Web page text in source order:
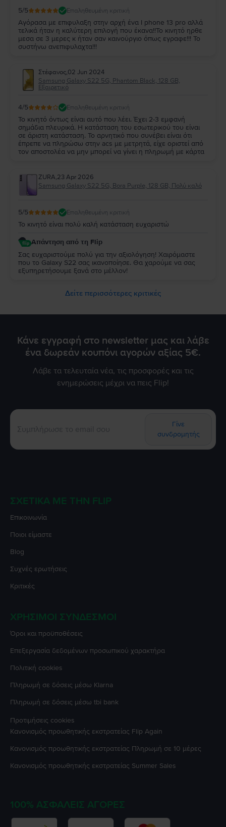
5/5 Επαληθευμένη κριτική
Αγόρασα με επιφυλαξη στην αρχή ένα I phone 13 pro αλλά
τελικά ήταν η καλύτερη επιλογή που έκανα!!Το κινητό ηρθε
μεσα σε 3 μερες κ ήταν σαν καινούργιο όπως εγραφε!!! Το
συστήνω ανεπιφυλαχτα!!!
Στέφανος,02 Jun 2024
Samsung Galaxy S22 5G, Phantom Black, 128 GB,
Εξαιρετικό
4/5 Επαληθευμένη κριτική
Το κινητό όντως είναι αυτό που λέει. Έχει 2-3 εμφανή
σημάδια πλευρικά. Η κατάσταση του εσωτερικού του είναι
σε άριστη κατάσταση. Το αρνητικό που συνέβει είναι ότι
έπρεπε να πληρώσω στην acs με μετρητά, είχε οριστεί από
τον αποστολέα να μην μπορεί να γίνει η πληρωμή με κάρτα
ZURA,23 Apr 2026
Samsung Galaxy S22 5G, Bora Purple, 128 GB, Πολύ καλό
5/5 Επαληθευμένη κριτική
Το κινητό είναι πολύ καλή κατάσταση ευχαριστώ
Απάντηση από τη Flip
Σας ευχαριστούμε πολύ για την αξιολόγηση! Χαιρόμαστε
που το Galaxy S22 σας ικανοποίησε. Θα χαρούμε να σας
εξυπηρετήσουμε ξανά στο μέλλον!
Δείτε περισσότερες κριτικές
Κάνε εγγραφή στο newsletter μας και λάβε
ένα δωρεάν κουπόνι αγορών αξίας 5€.
Λάβε τα τελευταία νέα, τις προσφορές και τις
ενημερώσεις μέχρι να πεις Flip!
Γίνε
συνδρομητής
ΣΧΕΤΙΚΆ ΜΕ ΤΗΝ FLIP
Επικοινωνία
Ποιοι είμαστε
Blog
Συχνές ερωτήσεις
Κριτικές
ΧΡΉΣΙΜΟΙ ΣΎΝΔΕΣΜΟΙ
Όροι και προϋποθέσεις
Επεξεργασία δεδομένων προσωπικού χαρακτήρα
Πολιτική cookies
Πληρωμή σε δόσεις μέσω Klarna
Πληρωμή σε δόσεις μέσω tbi bank
Προτιμήσεις cookies
Κανονισμός προωθητικής εκστρατείας Flip Again
Κανονισμός προωθητικής εκστρατείας Πληρωμή σε 10 μέρες
Κανονισμός προωθητικής εκστρατείας Summer Sales
100% ΑΣΦΑΛΕΊΣ ΑΓΟΡΈΣ